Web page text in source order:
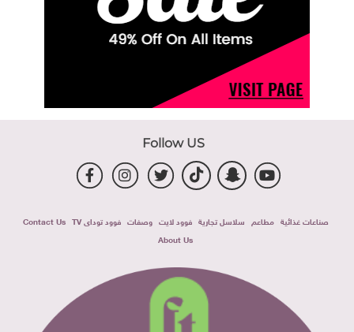
Follow US
صناعات غذائية مطاعم سلاسل تجارية فوود لايت وصفات فوود توداى TV
Contact Us
About Us